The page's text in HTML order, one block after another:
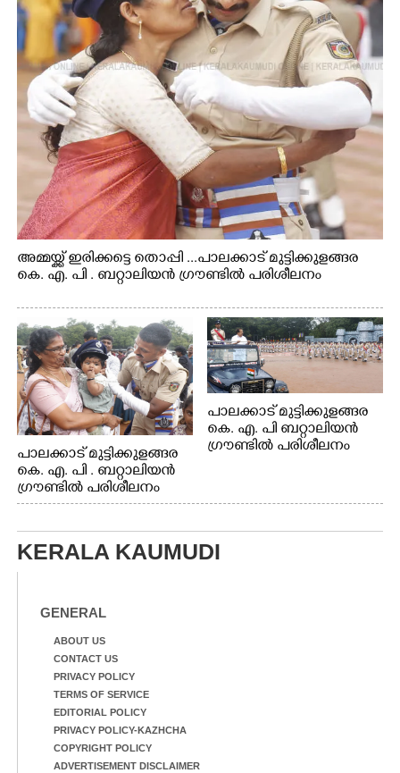
അമ്മയ്ക്ക് ഇരിക്കട്ടെ തൊപ്പി ...പാലക്കാട് മുട്ടിക്കുളങ്ങര
കെ. എ. പി . ബറ്റാലിയൻ ഗ്രൗണ്ടിൽ പരിശീലനം
പാലക്കാട് മുട്ടിക്കുളങ്ങര
കെ. എ. പി . ബറ്റാലിയൻ
ഗ്രൗണ്ടിൽ പരിശീലനം
പാലക്കാട് മുട്ടിക്കുളങ്ങര
കെ. എ. പി ബറ്റാലിയൻ
ഗ്രൗണ്ടിൽ പരിശീലനം
KERALA KAUMUDI
GENERAL
ABOUT US
CONTACT US
PRIVACY POLICY
TERMS OF SERVICE
EDITORIAL POLICY
PRIVACY POLICY-KAZHCHA
COPYRIGHT POLICY
ADVERTISEMENT DISCLAIMER